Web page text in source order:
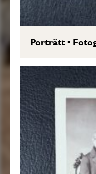
Porträtt•